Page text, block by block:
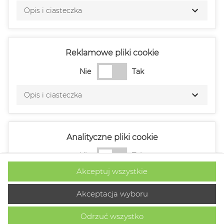
Opis i ciasteczka
Reklamowe pliki cookie
Nie Tak
Opis i ciasteczka
Analityczne pliki cookie
Nie Tak
Wydajnościowe pliki cookie
Odrzuć wszystko
Akceptacja wyboru
Akceptuj wszystkie